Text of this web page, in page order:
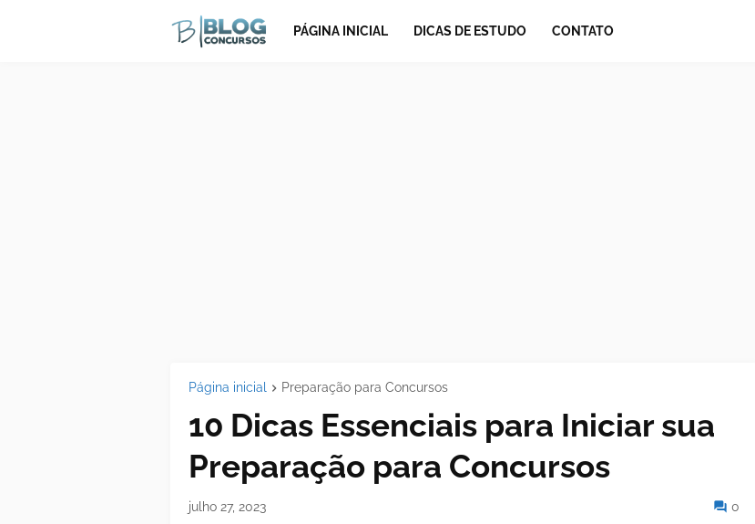
PÁGINA INICIAL DICAS DE ESTUDO CONTATO
Página inicial Preparação para Concursos
10 Dicas Essenciais para Iniciar sua
Preparação para Concursos
julho 27, 2023 0